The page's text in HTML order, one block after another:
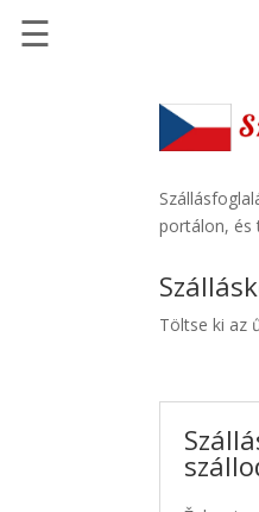
Szállásinfo.eu
Repülőjegy
pénzvisszatérítéssel
Autóbérlés
☰
portálon, és
Töltse ki az